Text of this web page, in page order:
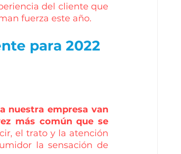
del cliente que
fuerza este año.
para 2022
nuestra empresa van
más común que se
el trato y la atención
la sensación de